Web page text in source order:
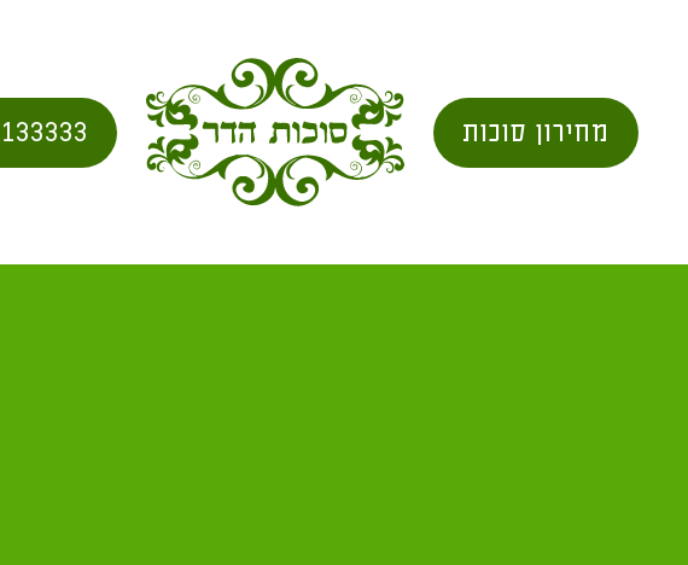
מחירון סוכות
סוכה